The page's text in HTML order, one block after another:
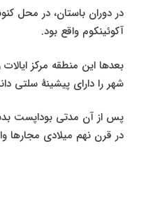
در دوران باستان، در محل
آکوئینکوم واقع بود.
بعدها این منطقه مرکز
شهر را دارای پیشینهٔ سلتی
پس از آن مدتی بوداپست
در قرن نهم میلادی مجارها